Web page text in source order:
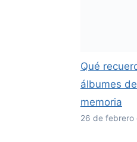
Qué
álbumes
memoria
26 de febrero